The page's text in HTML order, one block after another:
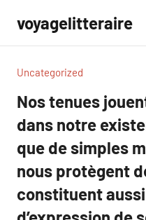
contenu
voyagelitteraire
Uncategorized
Nos tenues
dans notre
que de simples
nous protègent
constituent